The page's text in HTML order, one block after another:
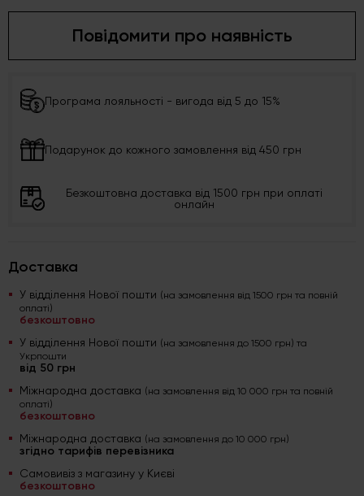
Повідомити про наявність
Програма лояльності - вигода від 5 до 15%
Подарунок до кожного замовлення від 450 грн
Безкоштовна доставка від 1500 грн при оплаті
онлайн
Доставка
У відділення Нової пошти (на замовлення від 1500 грн та повній
оплаті)
безкоштовно
У відділення Нової пошти (на замовлення до 1500 грн) та
Укрпошти
від 50 грн
Міжнародна доставка (на замовлення від 10 000 грн та повній
оплаті)
безкоштовно
Міжнародна доставка (на замовлення до 10 000 грн)
згідно тарифів перевізника
Самовивіз з магазину у Києві
безкоштовно